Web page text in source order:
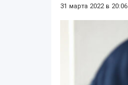
31 марта 2022 в 20:06